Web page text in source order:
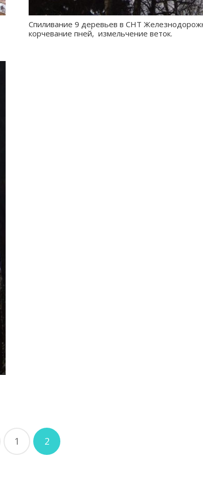
Спиливание 9 деревьев в СНТ
корчевание пней, измельчение веток.
1 2